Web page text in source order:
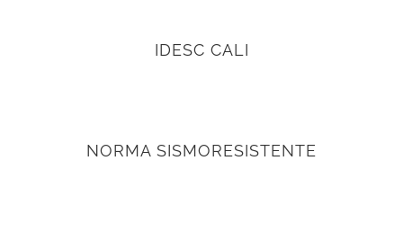
IDESC CALI
NORMA SISMORESISTENTE